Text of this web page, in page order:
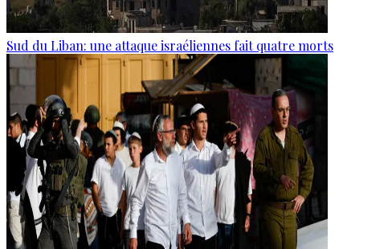
Sud du Liban: une attaque israéliennes fait quatre morts